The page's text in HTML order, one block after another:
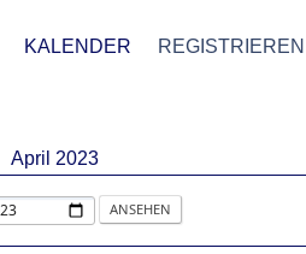
KALENDER REGISTRIEREN
April 2023